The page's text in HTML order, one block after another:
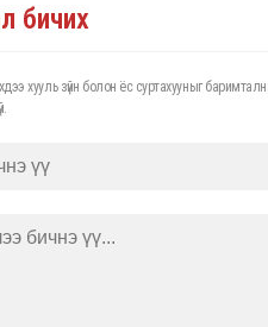
бичих
хууль зүйн болон ёс суртахууныг